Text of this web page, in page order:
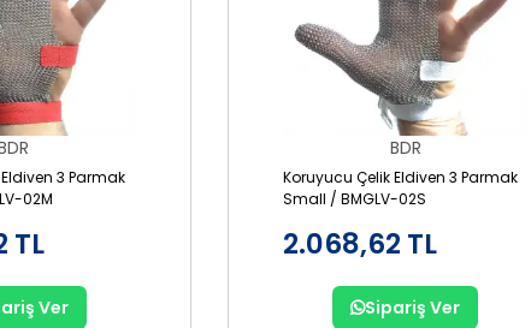
3 Parmak
02M
TL
Ver
BDR
Koruyucu Çelik Eldiven 3 Parmak
Small / BMGLV-02S
2.068,62 TL
Sipariş Ver